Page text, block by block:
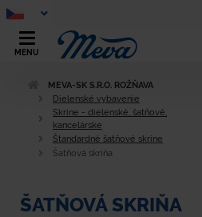
MENU
MEVA-SK S.R.O. ROŽŇAVA
Dielenské vybavenie
Skrine - dielenské, šatňové,
kancelárske
Štandardné šatňové skrine
Šatňová skriňa
ŠATŇOVÁ SKRIŇA